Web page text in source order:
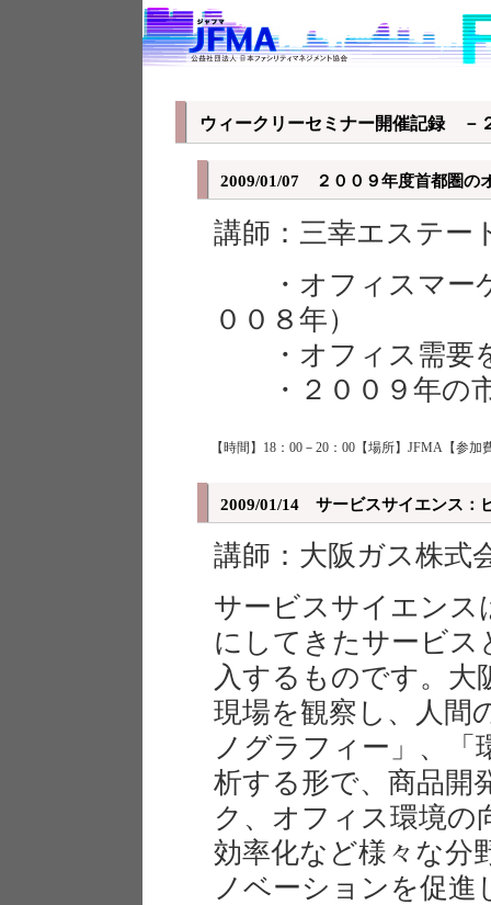
ウィークリーセミナー開催記録 －
2009/01/07 ２００９年度首都圏の
講師：三幸エステ
・オフィスマーケ
００８年）
・オフィス需要
・２００９年の
【時間】18：00－20：00【場所】JFMA【参加
2009/01/14 サービスサイエンス：
講師：大阪ガス株
サービスサイエンス
にしてきたサービス
入するものです。大
現場を観察し、人間
ノグラフィー」、「
析する形で、商品開
ク、オフィス環境の
効率化など様々な分
ノベーションを促進